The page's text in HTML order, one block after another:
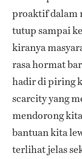
proaktif dalam
tutup sampai
kiranya
rasa hormat
hadir di piring
scarcity yang
mendorong
bantuan kita
terlihat jelas